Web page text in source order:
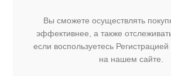
Вы сможете осуществлять
эффективнее, а также
если воспользуетесь
на нашем сайте.